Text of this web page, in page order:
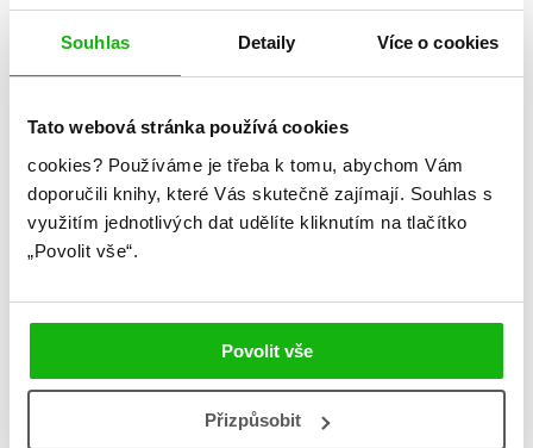
Souhlas Detaily Více o cookies
Tato webová stránka používá cookies
cookies? Používáme je třeba k tomu, abychom Vám
doporučili knihy, které Vás skutečně zajímají. Souhlas s
využitím jednotlivých dat udělíte kliknutím na tlačítko
„Povolit vše“.
Povolit vše
Přizpůsobit
Město, kde chybím 3
Nozaki, mistr